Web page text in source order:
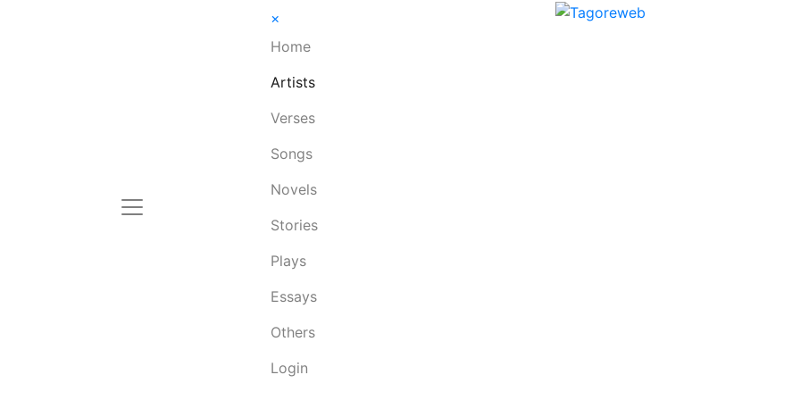
×
Home
Artists
Verses
Songs
Novels
Stories
Plays
Essays
Others
Login